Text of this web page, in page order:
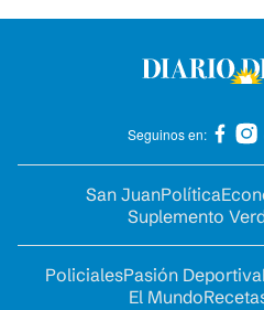
Seguinos en:
San JuanPolítica
Suplemento
PolicialesPasión Deportiva
El Mundo